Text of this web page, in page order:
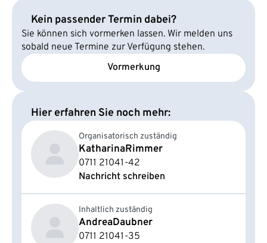
Kein passender Termin dabei?
Sie können sich vormerken lassen. Wir melden uns
sobald neue Termine zur Verfügung stehen.
Vormerkung
Hier erfahren Sie noch mehr:
Organisatorisch zuständig
KatharinaRimmer
0711 21041-42
Nachricht schreiben
Inhaltlich zuständig
AndreaDaubner
0711 21041-35